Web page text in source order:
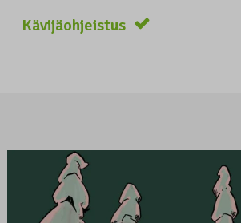
Kävijäohjeistus